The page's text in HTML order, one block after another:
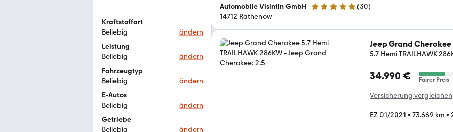
Kraftstoffart
Beliebig
ändern
Leistung
Beliebig
ändern
Fahrzeugtyp
Beliebig
ändern
E-Autos
Beliebig
ändern
Getriebe
Beliebig
ändern
Automobile Visintin GmbH 5 Sterne (30)
14712 Rathenow
Jeep Grand Cherokee
5.7 Hemi TRAILHAWK
34.990 € Fairer Preis
Versicherung vergleichen
EZ 01/2021 • 73.669 km •